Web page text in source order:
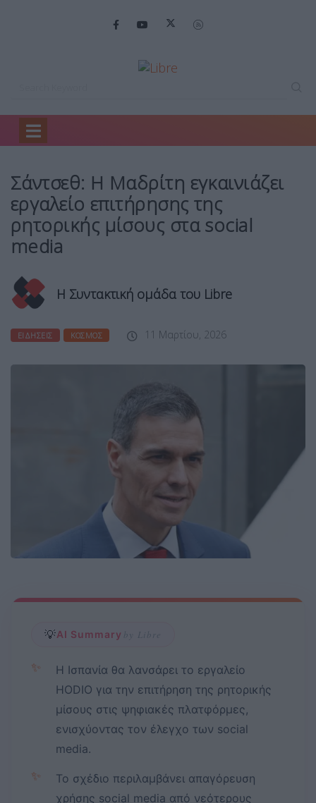
Home
Σάντσεθ: Η Μαδρίτη εγκαινιάζει
εργαλείο επιτήρησης της
ρητορικής μίσους στα social
media
Η Συντακτική ομάδα του Libre
ΕΙΔΉΣΕΙΣ ΚΌΣΜΟΣ 11 Μαρτίου, 2026
💡AI Summary by Libre
✨
Η Ισπανία θα λανσάρει το εργαλείο
HODIO για την επιτήρηση της ρητορικής
μίσους στις ψηφιακές πλατφόρμες,
ενισχύοντας τον έλεγχο των social
media.
✨
Το σχέδιο περιλαμβάνει απαγόρευση
χρήσης social media από νεότερους